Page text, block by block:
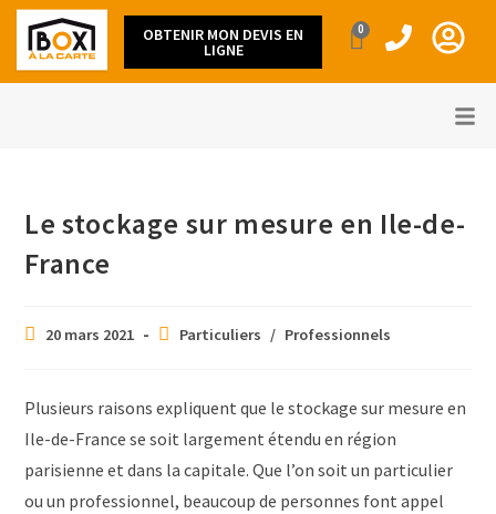
OBTENIR MON DEVIS EN
LIGNE
0
Le stockage sur mesure en Ile-de-
France
20 mars 2021 Particuliers / Professionnels
Plusieurs raisons expliquent que le stockage sur mesure en
Ile-de-France se soit largement étendu en région
parisienne et dans la capitale. Que l’on soit un particulier
ou un professionnel, beaucoup de personnes font appel